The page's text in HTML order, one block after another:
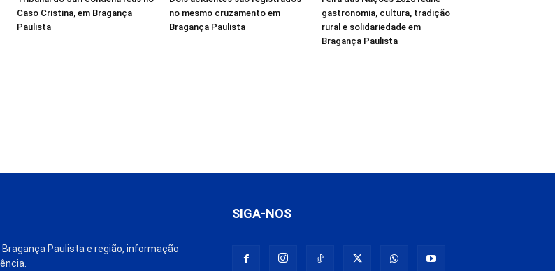
Caso Cristina, em Bragança
Paulista
no mesmo cruzamento em
Bragança Paulista
gastronomia, cultura, tradição
rural e solidariedade em
Bragança Paulista
Paulista e região, informação
SIGA-NOS